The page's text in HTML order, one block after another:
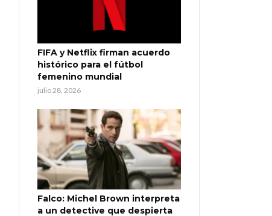
FIFA y Netflix firman acuerdo
histórico para el fútbol
femenino mundial
julio 28, 2026
Falco: Michel Brown interpreta
a un detective que despierta